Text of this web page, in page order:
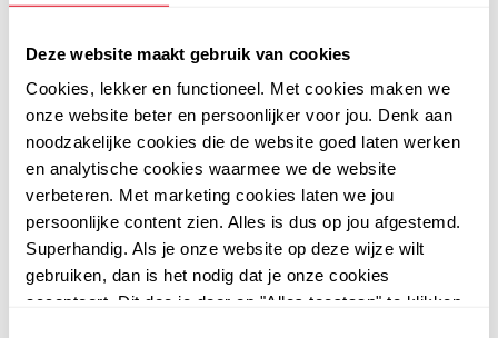
Deze website maakt gebruik van cookies
Cookies, lekker en functioneel. Met cookies maken we
onze website beter en persoonlijker voor jou. Denk aan
noodzakelijke cookies die de website goed laten werken
en analytische cookies waarmee we de website
verbeteren. Met marketing cookies laten we jou
persoonlijke content zien. Alles is dus op jou afgestemd.
Superhandig. Als je onze website op deze wijze wilt
gebruiken, dan is het nodig dat je onze cookies
accepteert. Dit doe je door op "Alles toestaan" te klikken.